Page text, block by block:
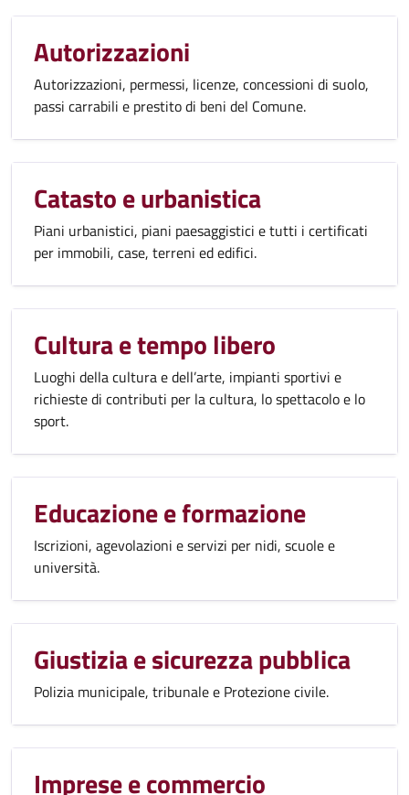
Autorizzazioni
Autorizzazioni, permessi, licenze, concessioni di suolo,
passi carrabili e prestito di beni del Comune.
Catasto e urbanistica
Piani urbanistici, piani paesaggistici e tutti i certificati
per immobili, case, terreni ed edifici.
Cultura e tempo libero
Luoghi della cultura e dell’arte, impianti sportivi e
richieste di contributi per la cultura, lo spettacolo e lo
sport.
Educazione e formazione
Iscrizioni, agevolazioni e servizi per nidi, scuole e
università.
Giustizia e sicurezza pubblica
Polizia municipale, tribunale e Protezione civile.
Imprese e commercio